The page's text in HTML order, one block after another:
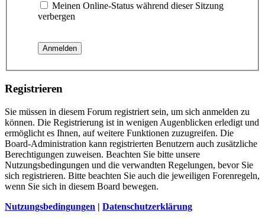
Meinen Online-Status während dieser Sitzung
verbergen
Registrieren
Sie müssen in diesem Forum registriert sein, um sich anmelden zu
können. Die Registrierung ist in wenigen Augenblicken erledigt und
ermöglicht es Ihnen, auf weitere Funktionen zuzugreifen. Die
Board-Administration kann registrierten Benutzern auch zusätzliche
Berechtigungen zuweisen. Beachten Sie bitte unsere
Nutzungsbedingungen und die verwandten Regelungen, bevor Sie
sich registrieren. Bitte beachten Sie auch die jeweiligen Forenregeln,
wenn Sie sich in diesem Board bewegen.
Nutzungsbedingungen | Datenschutzerklärung